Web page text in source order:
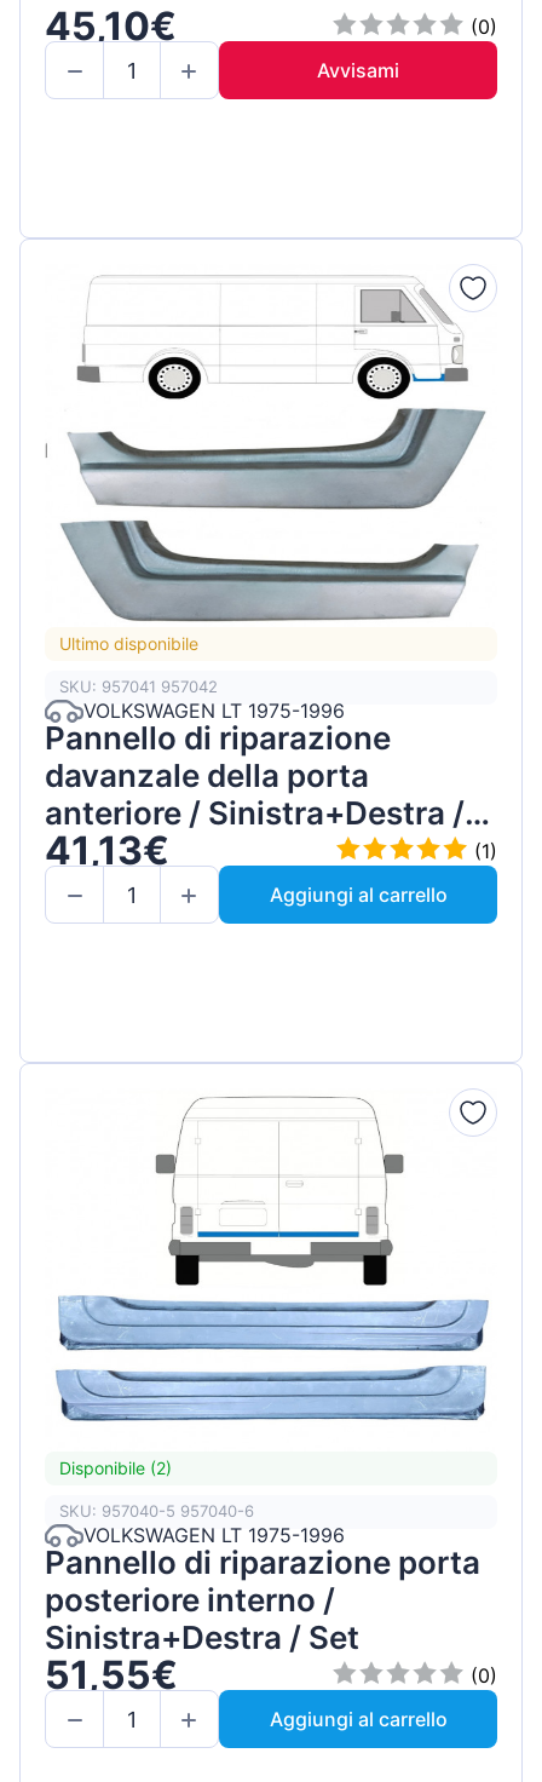
45,10€
(0)
Avvisami
Ultimo disponibile
SKU: 957041 957042
VOLKSWAGEN LT 1975-1996
Pannello di riparazione
davanzale della porta
anteriore / Sinistra+Destra /
Set
41,13€
(1)
Aggiungi al carrello
Disponibile (2)
SKU: 957040-5 957040-6
VOLKSWAGEN LT 1975-1996
Pannello di riparazione porta
posteriore interno /
Sinistra+Destra / Set
51,55€
(0)
Aggiungi al carrello